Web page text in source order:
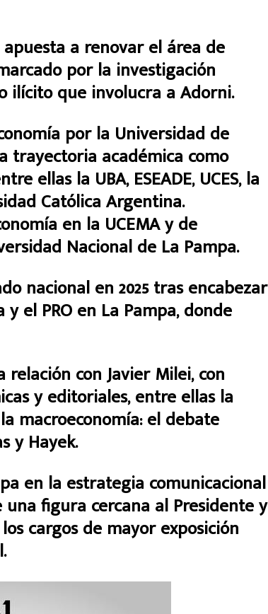
a renovar el área de
por la investigación
que involucra a Adorni.
por la Universidad de
trayectoria académica como
ellas la UBA, ESEADE, UCES, la
Católica Argentina.
en la UCEMA y de
Nacional de La Pampa.
nacional en 2025 tras encabezar
el PRO en La Pampa, donde
con Javier Milei, con
y editoriales, entre ellas la
macroeconomía: el debate
y Hayek.
en la estrategia comunicacional
figura cercana al Presidente y
cargos de mayor exposición